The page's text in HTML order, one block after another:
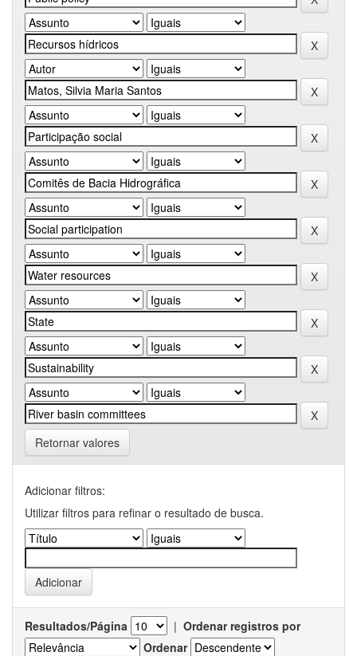
Retornar valores
Adicionar filtros:
Utilizar filtros para refinar o resultado de busca.
Resultados/Página | Ordenar registros por
Ordenar